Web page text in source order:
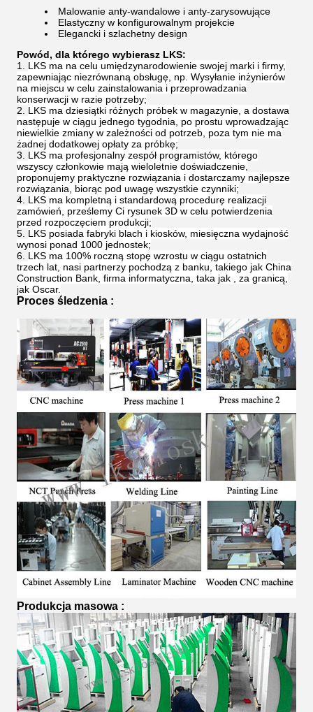
Malowanie anty-wandalowe i anty-zarysowujące
Elastyczny w konfigurowalnym projekcie
Elegancki i szlachetny design
Powód, dla którego wybierasz LKS:
LKS ma na celu umiędzynarodowienie swojej marki i firmy,
zapewniając niezrównaną obsługę, np. Wysyłanie inżynierów
na miejscu w celu zainstalowania i przeprowadzania
konserwacji w razie potrzeby;
LKS ma dziesiątki różnych próbek w magazynie, a dostawa
następuje w ciągu jednego tygodnia, po prostu wprowadzając
niewielkie zmiany w zależności od potrzeb, poza tym nie ma
żadnej dodatkowej opłaty za próbkę;
LKS ma profesjonalny zespół programistów, którego
wszyscy członkowie mają wieloletnie doświadczenie,
proponujemy praktyczne rozwiązania i dostarczamy najlepsze
rozwiązania, biorąc pod uwagę wszystkie czynniki;
LKS ma kompletną i standardową procedurę realizacji
zamówień, prześlemy Ci rysunek 3D w celu potwierdzenia
przed rozpoczęciem produkcji;
LKS posiada fabryki blach i kiosków, miesięczna wydajność
wynosi ponad 1000 jednostek;
LKS ma 100% roczną stopę wzrostu w ciągu ostatnich
trzech lat, nasi partnerzy pochodzą z banku, takiego jak China
Construction Bank, firma informatyczna, taka jak , za granicą,
jak Oscar.
Proces śledzenia :
Produkcja masowa :